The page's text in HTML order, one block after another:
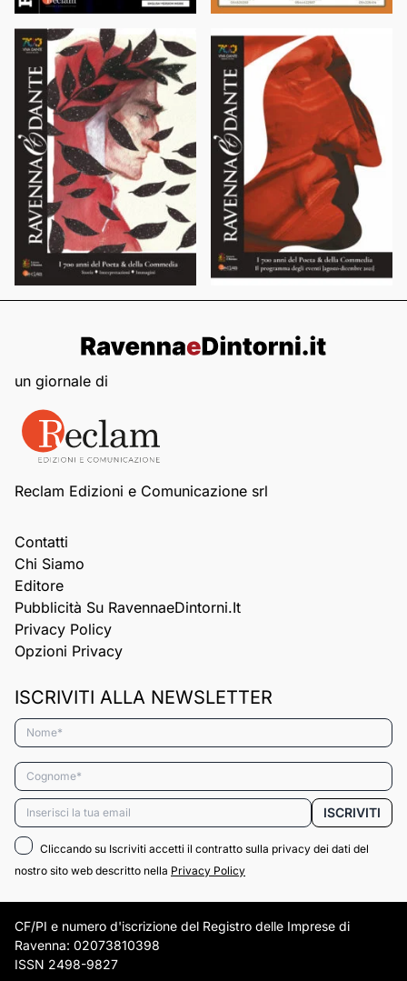
un giornale di
Reclam Edizioni e Comunicazione srl
Contatti
Chi Siamo
Editore
Pubblicità Su RavennaeDintorni.it
Privacy Policy
Opzioni Privacy
ISCRIVITI ALLA NEWSLETTER
Nome*
Cognome*
Email* ISCRIVITI
Cliccando su Iscriviti accetti il contratto sulla privacy dei dati del
nostro sito web descritto nella Privacy Policy
CF/PI e numero d'iscrizione del Registro delle Imprese di
Ravenna: 02073810398
ISSN 2498-9827